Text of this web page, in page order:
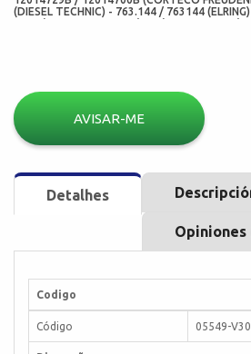
(DIESEL TECHNIC) - 763.144 / 763144
REINZ) - 05549-V30-XX (CHO) - 07643-V30
AVISAR-ME
Detalhes
Opiniones
Codigo
Código 05549-V30